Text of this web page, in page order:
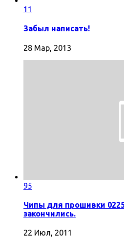
11
Забыл написать!
28 Мар, 2013
95
Чипы для прошивки
закончились.
22 Июл, 2011